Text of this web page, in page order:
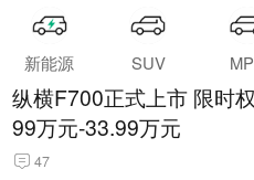
新能源 SUV
纵横F700正式上市 限时
99万元-33.99万元
47